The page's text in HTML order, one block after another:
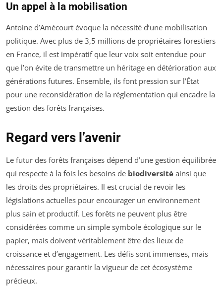
Un appel à la mobilisation
Antoine d’Amécourt évoque la nécessité d’une mobilisation
politique. Avec plus de 3,5 millions de propriétaires forestiers
en France, il est impératif que leur voix soit entendue pour
que l’on évite de transmettre un héritage en détérioration aux
générations futures. Ensemble, ils font pression sur l’État
pour une reconsidération de la réglementation qui encadre la
gestion des forêts françaises.
Regard vers l’avenir
Le futur des forêts françaises dépend d’une gestion équilibrée
qui respecte à la fois les besoins de biodiversité ainsi que
les droits des propriétaires. Il est crucial de revoir les
législations actuelles pour encourager un environnement
plus sain et productif. Les forêts ne peuvent plus être
considérées comme un simple symbole écologique sur le
papier, mais doivent véritablement être des lieux de
croissance et d’engagement. Les défis sont immenses, mais
nécessaires pour garantir la vigueur de cet écosystème
précieux.